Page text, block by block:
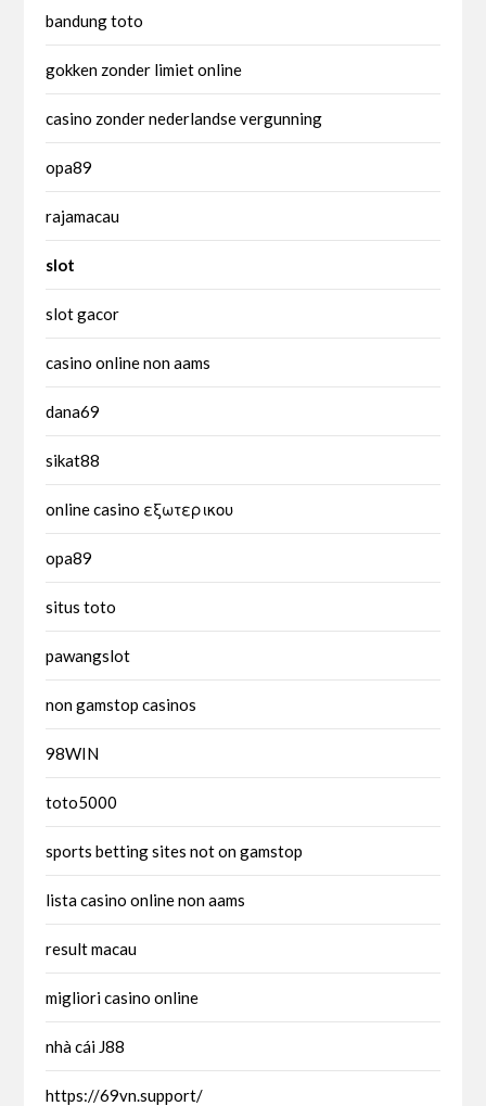
bandung toto
gokken zonder limiet online
casino zonder nederlandse vergunning
opa89
rajamacau
slot
slot gacor
casino online non aams
dana69
sikat88
online casino εξωτερικου
opa89
situs toto
pawangslot
non gamstop casinos
98WIN
toto5000
sports betting sites not on gamstop
lista casino online non aams
result macau
migliori casino online
nhà cái J88
https://69vn.support/